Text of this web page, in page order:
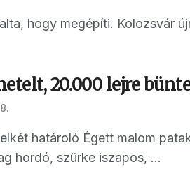
hogy megépíti. Kolozsvár
20.000 lejre
határoló Égett malom
hordó, szürke iszapos, ...